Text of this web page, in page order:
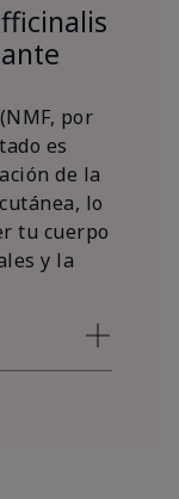
por
es
de la
lo
tu cuerpo
y la